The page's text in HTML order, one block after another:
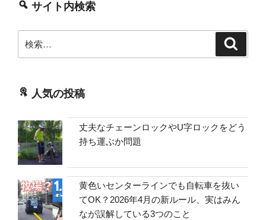
サイト内検索
索:
人気の投稿
丈夫なチェーンロックやU字ロックをどう
持ち運ぶか問題
黄色いセンターラインでも自転車を抜い
てOK？2026年4月の新ルール、実はみん
なが誤解している3つのこと